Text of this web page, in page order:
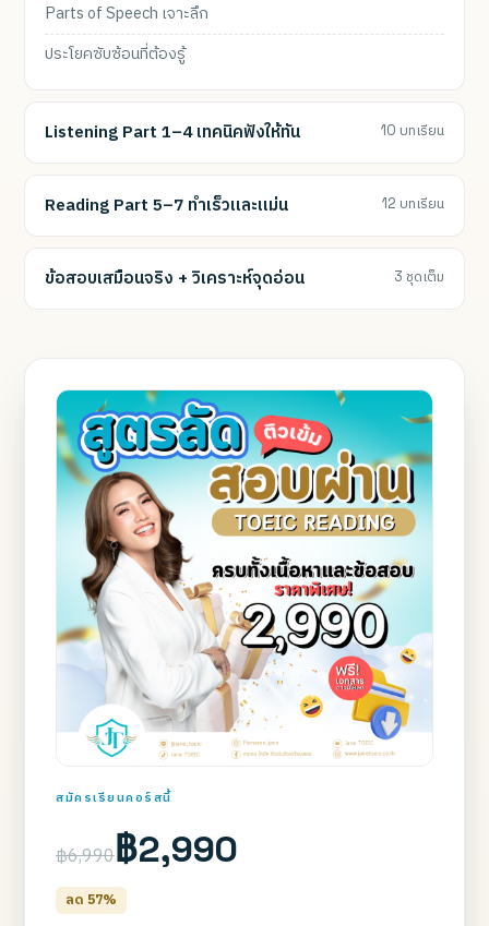
Parts of Speech เจาะลึก
ประโยคซับซ้อนที่ต้องรู้
Listening Part 1–4 เทคนิคฟังให้ทัน 10 บทเรียน
Reading Part 5–7 ทำเร็วและแม่น 12 บทเรียน
ข้อสอบเสมือนจริง + วิเคราะห์จุดอ่อน 3 ชุดเต็ม
สมัครเรียนคอร์สนี้
฿6,990฿2,990
ลด 57%